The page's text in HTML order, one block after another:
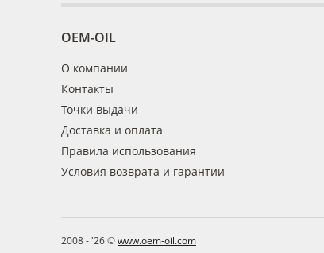
OEM-OIL
О компании
Контакты
Точки выдачи
Доставка и оплата
Правила использования
Условия возврата и гарантии
2008 - '26 ©www.oem-oil.com